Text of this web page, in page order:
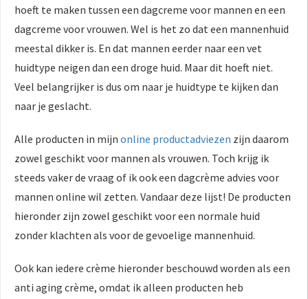
hoeft te maken tussen een dagcreme voor mannen en een
dagcreme voor vrouwen. Wel is het zo dat een mannenhuid
meestal dikker is. En dat mannen eerder naar een vet
huidtype neigen dan een droge huid. Maar dit hoeft niet.
Veel belangrijker is dus om naar je huidtype te kijken dan
naar je geslacht.
Alle producten in mijn online productadviezen zijn daarom
zowel geschikt voor mannen als vrouwen. Toch krijg ik
steeds vaker de vraag of ik ook een dagcrème advies voor
mannen online wil zetten. Vandaar deze lijst! De producten
hieronder zijn zowel geschikt voor een normale huid
zonder klachten als voor de gevoelige mannenhuid.
Ook kan iedere crème hieronder beschouwd worden als een
anti aging crème, omdat ik alleen producten heb